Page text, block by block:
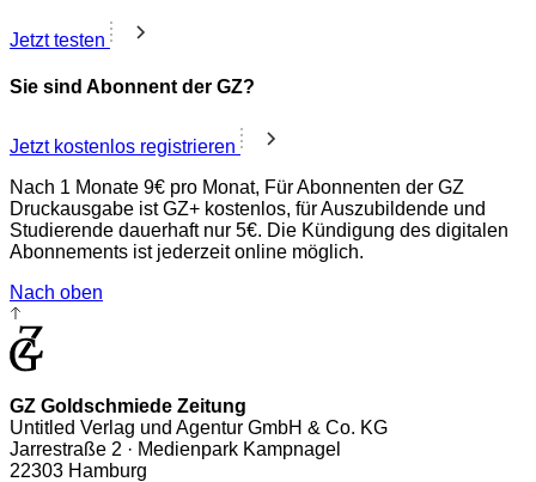
Jetzt testen
Sie sind Abonnent der GZ?
Jetzt kostenlos registrieren
Nach 1 Monate 9€ pro Monat, Für Abonnenten der GZ
Druckausgabe ist GZ+ kostenlos, für Auszubildende und
Studierende dauerhaft nur 5€. Die Kündigung des digitalen
Abonnements ist jederzeit online möglich.
Nach oben
GZ Goldschmiede Zeitung
Untitled Verlag und Agentur GmbH & Co. KG
Jarrestraße 2 · Medienpark Kampnagel
22303 Hamburg